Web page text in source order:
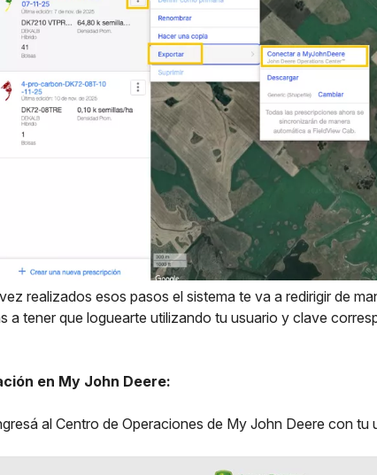
realizados esos pasos el sistema te va a redirigir de
a tener que loguearte utilizando tu usuario y clave
en My John Deere:
al Centro de Operaciones de My John Deere con tu